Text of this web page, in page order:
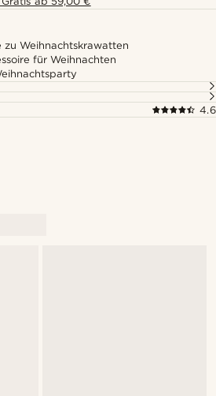
Weihnachtskrawatten
für Weihnachten
4.6